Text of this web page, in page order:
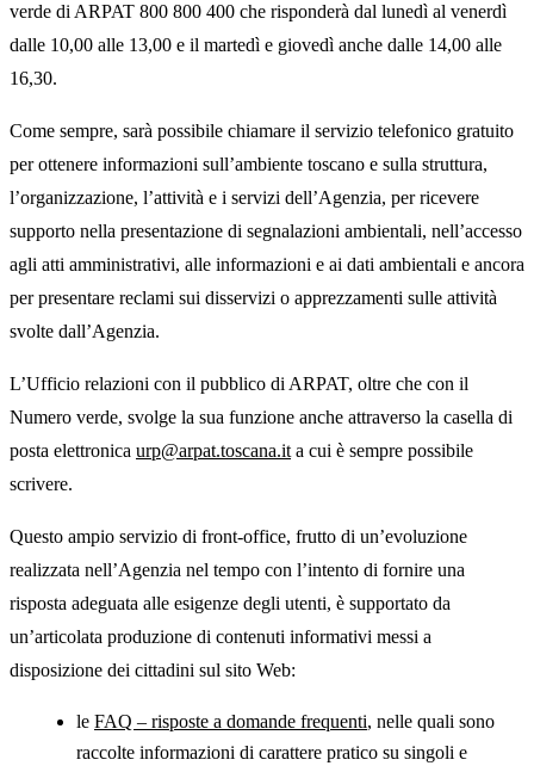
verde di ARPAT 800 800 400 che risponderà dal lunedì al venerdì
dalle 10,00 alle 13,00 e il martedì e giovedì anche dalle 14,00 alle
16,30.
Come sempre, sarà possibile chiamare il servizio telefonico gratuito
per ottenere informazioni sull’ambiente toscano e sulla struttura,
l’organizzazione, l’attività e i servizi dell’Agenzia, per ricevere
supporto nella presentazione di segnalazioni ambientali, nell’accesso
agli atti amministrativi, alle informazioni e ai dati ambientali e ancora
per presentare reclami sui disservizi o apprezzamenti sulle attività
svolte dall’Agenzia.
L’Ufficio relazioni con il pubblico di ARPAT, oltre che con il
Numero verde, svolge la sua funzione anche attraverso la casella di
posta elettronica urp@arpat.toscana.it a cui è sempre possibile
scrivere.
Questo ampio servizio di front-office, frutto di un’evoluzione
realizzata nell’Agenzia nel tempo con l’intento di fornire una
risposta adeguata alle esigenze degli utenti, è supportato da
un’articolata produzione di contenuti informativi messi a
disposizione dei cittadini sul sito Web:
le FAQ – risposte a domande frequenti, nelle quali sono
raccolte informazioni di carattere pratico su singoli e